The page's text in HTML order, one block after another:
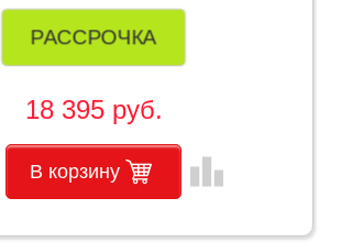
РАССРОЧКА
18 395 руб.
В корзину leaderboard